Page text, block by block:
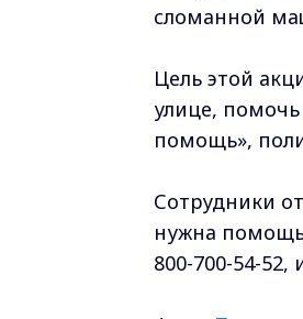
сломанной
Цель этой
улице,
помощь»,
Сотрудники
нужна
800-700-54-